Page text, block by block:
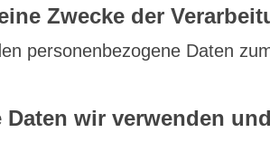
Zwecke der
personenbezogene Daten
Daten wir verwenden